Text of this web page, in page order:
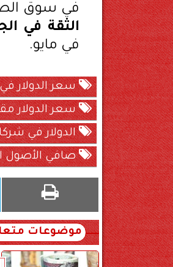
في سوق
الثقة في
في مايو.
سعر الدولار
سعر الدولار
الدولار في
صافي الأصول
موضوعات